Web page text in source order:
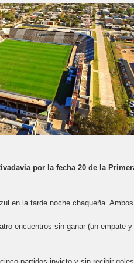
por la fecha 20 de la
en la tarde noche chaqueña.
encuentros sin ganar (un empate